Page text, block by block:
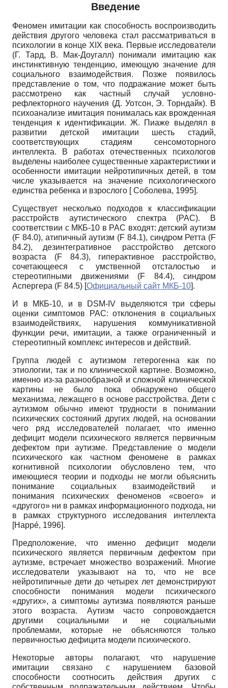
Введение
Феномен имитации как способность воспроизводить
действия другого человека стал рассматриваться в
психологии в конце XIX века. Первые исследователи
(Г. Тард, В. Мак-Доугалл) понимали имитацию как
инстинктивную тенденцию, имеющую значение для
социального взаимодействия. Позже появилось
представление о том, что подражание может быть
рассмотрено как частный случай условно-
рефлекторного научения (Д. Уотсон, Э. Торндайк). В
психоанализе имитация понималась как врожденная
тенденция к идентификации. Ж. Пиаже выделял в
развитии детской имитации шесть стадий,
соответствующих стадиям сенсомоторного
интеллекта. В работах отечественных психологов
выделены наиболее существенные характеристики и
особенности имитации нейротипичных детей, в том
числе указывается на значение психологического
единства ребенка и взрослого [Соболева, 1995].
Существует несколько подходов к классификации
расстройств аутистического спектра (РАС). В
соответствии с МКБ-10 в РАС входят: детский аутизм
(F 84.0), атипичный аутизм (F 84.1), синдром Ретта (F
84.2), дезинтегративное расстройство детского
возраста (F 84.3), гиперактивное расстройство,
сочетающееся с умственной отсталостью и
стереотипными движениями (F 84.4), синдром
Аспергера (F 84.5) [Официальный сайт МКБ-10].
И в МКБ-10, и в DSM-IV выделяются три сферы
оценки симптомов РАС: отклонения в социальных
взаимодействиях, нарушения коммуникативной
функции речи, имитации, а также ограниченный и
стереотипный комплекс интересов и действий.
Группа людей с аутизмом гетерогенна как по
этиологии, так и по клинической картине. Возможно,
именно из-за разнообразной и сложной клинической
картины не было пока обнаружено общего
механизма, лежащего в основе расстройства. Дети с
аутизмом обычно имеют трудности в понимании
психических состояний других людей, на основании
чего ряд исследователей полагает, что именно
дефицит модели психического является первичным
дефектом при аутизме. Представление о модели
психического как частном феномене в рамках
когнитивной психологии обусловлено тем, что
имеющиеся теории и подходы не могли объяснить
понимание социальных взаимодействий и
понимания психических феноменов «своего» и
«другого» ни в рамках информационного подхода, ни
в рамках структурного исследования интеллекта
[Happé, 1996].
Предположение, что именно дефицит модели
психического является первичным дефектом при
аутизме, встречает множество возражений. Многие
исследователи указывают на то, что не все
нейротипичные дети до четырех лет демонстрируют
способности понимания модели психического
«других», а симптомы аутизма появляются раньше
этого возраста. Аутизм часто сопровождается
другими социальными и не социальными
проблемами, которые не объясняются только
первичностью дефицита модели психического.
Некоторые авторы полагают, что нарушение
имитации связано с нарушением базовой
способности соотносить действия других с